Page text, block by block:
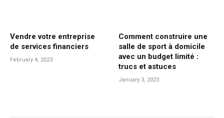
Vendre votre entreprise
de services financiers
February 4, 2023
Comment construire une
salle de sport à domicile
avec un budget limité :
trucs et astuces
January 3, 2023